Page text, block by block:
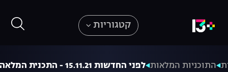
קטגוריות
התוכניות המלאות לפני החדשות 15.11.21 - התכנית המלאה